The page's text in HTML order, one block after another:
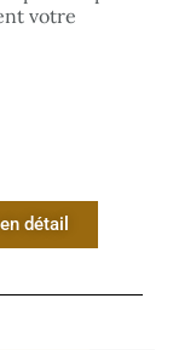
votre
détail